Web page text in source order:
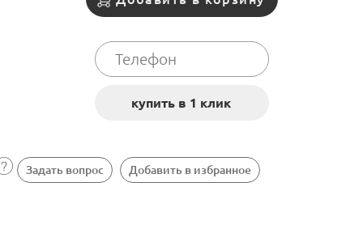
Задать вопрос Добавить в избранное